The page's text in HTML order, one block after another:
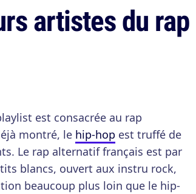
artistes du
est consacrée au rap
montré, le hip-hop est truffé de
Le rap alternatif français est par
blancs, ouvert aux instru rock,
beaucoup plus loin que le hip-